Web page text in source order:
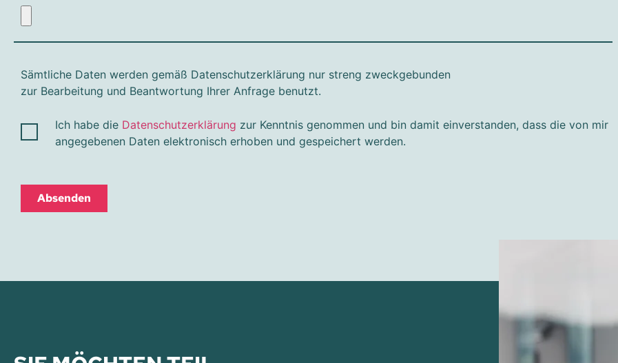
Sämtliche Daten werden gemäß Datenschutzerklärung nur streng zweckgebunden
zur Bearbeitung und Beantwortung Ihrer Anfrage benutzt.
Ich habe die Datenschutzerklärung zur Kenntnis genommen und bin damit einverstanden, dass die von mir
angegebenen Daten elektronisch erhoben und gespeichert werden.
Absenden